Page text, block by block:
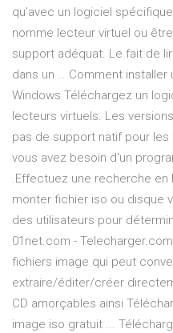
qu’avec un logiciel
nomme lecteur virtuel ou
support adéquat. Le fait de
dans un … Comment installer
Windows Téléchargez un
lecteurs virtuels. Les
pas de support natif pour les
vous avez besoin d'un
.Effectuez une recherche
monter fichier iso ou disque
des utilisateurs pour
01net.com -
fichiers image qui peut
extraire/éditer/créer
CD amorçables ainsi
image iso gratuit ...